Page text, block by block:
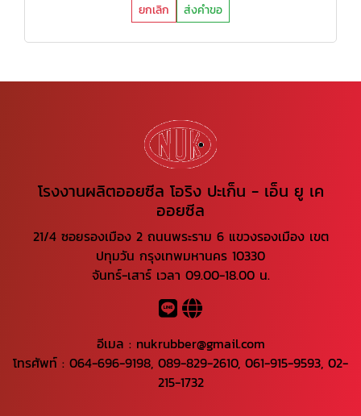
ยกเลิก ส่งคำขอ
โรงงานผลิตออยซีล โอริง ปะเก็น - เอ็น ยู เค
ออยซีล
21/4 ซอยรองเมือง 2 ถนนพระราม 6 แขวงรองเมือง เขต
ปทุมวัน กรุงเทพมหานคร 10330
จันทร์-เสาร์ เวลา 09.00-18.00 น.
อีเมล : nukrubber@gmail.com
โทรศัพท์ : 064-696-9198, 089-829-2610, 061-915-9593, 02-
215-1732